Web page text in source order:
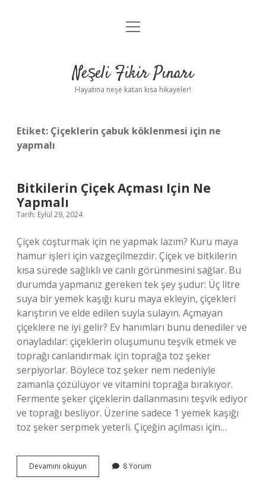
Anasayfa
Yasal Uyarı
menüyü
Neşeli Fikir Pınarı
Hayatına neşe katan kısa hikayeler!
Etiket: Çiçeklerin çabuk köklenmesi için ne
yapmalı
Bitkilerin Çiçek Açması Için Ne
Yapmalı
Tarih: Eylül 29, 2024
Çiçek coşturmak için ne yapmak lazım? Kuru maya
hamur işleri için vazgeçilmezdir. Çiçek ve bitkilerin
kısa sürede sağlıklı ve canlı görünmesini sağlar. Bu
durumda yapmanız gereken tek şey şudur: Üç litre
suya bir yemek kaşığı kuru maya ekleyin, çiçekleri
karıştırın ve elde edilen suyla sulayın. Açmayan
çiçeklere ne iyi gelir? Ev hanımları bunu denediler ve
onayladılar: çiçeklerin oluşumunu teşvik etmek ve
toprağı canlandırmak için toprağa toz şeker
serpiyorlar. Böylece toz şeker nem nedeniyle
zamanla çözülüyor ve vitamini toprağa bırakıyor.
Fermente şeker çiçeklerin dallanmasını teşvik ediyor
ve toprağı besliyor. Üzerine sadece 1 yemek kaşığı
toz şeker serpmek yeterli. Çiçeğin açılması için…
Devamını okuyun Bitkilerin
Çiçek
8 Yorum